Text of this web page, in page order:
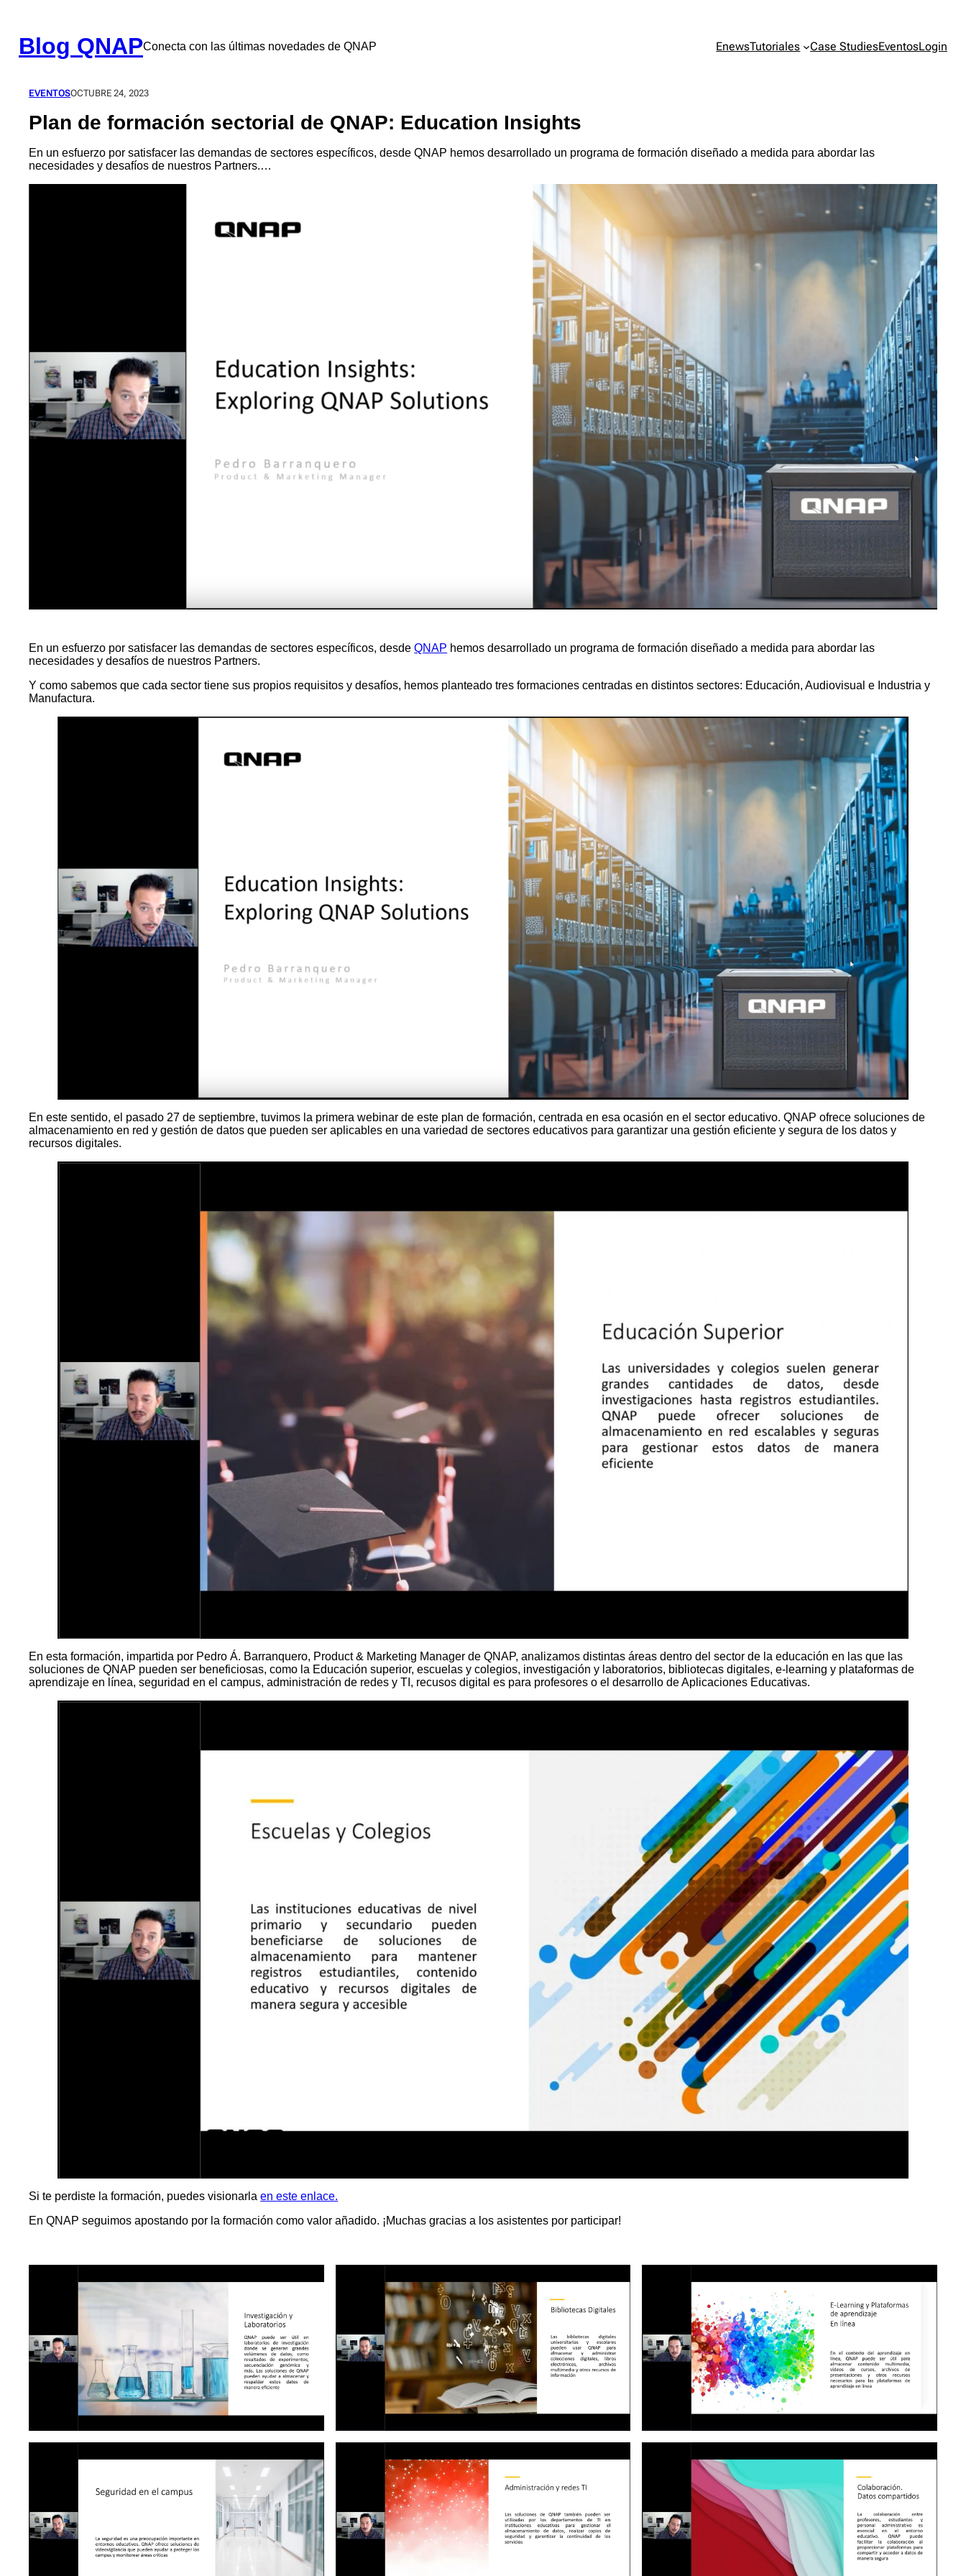
contenido
Blog QNAPConecta con las últimas novedades de QNAP EnewsTutoriales Case StudiesEventosLogin
EVENTOSOCTUBRE 24, 2023
Plan de formación sectorial de QNAP: Education Insights
En un esfuerzo por satisfacer las demandas de sectores específicos, desde QNAP hemos desarrollado un programa de formación diseñado a medida para abordar las
necesidades y desafíos de nuestros Partners.…
En un esfuerzo por satisfacer las demandas de sectores específicos, desdeQNAP hemos desarrollado un programa de formación diseñado a medida para abordar las
necesidades y desafíos de nuestros Partners.
Y como sabemos que cada sector tiene sus propios requisitos y desafíos, hemos planteado tres formaciones centradas en distintos sectores: Educación, Audiovisual e Industria y
Manufactura.
En este sentido, el pasado 27 de septiembre, tuvimos la primera webinar de este plan de formación, centrada en esa ocasión en el sector educativo. QNAP ofrece soluciones de
almacenamiento en red y gestión de datos que pueden ser aplicables en una variedad de sectores educativos para garantizar una gestión eficiente y segura de los datos y
recursos digitales.
En esta formación, impartida por Pedro Á. Barranquero, Product & Marketing Manager de QNAP, analizamos distintas áreas dentro del sector de la educación en las que las
soluciones de QNAP pueden ser beneficiosas, como la Educación superior, escuelas y colegios, investigación y laboratorios, bibliotecas digitales, e-learning y plataformas de
aprendizaje en línea, seguridad en el campus, administración de redes y TI, recusos digital es para profesores o el desarrollo de Aplicaciones Educativas.
Si te perdiste la formación, puedes visionarlaen este enlace.
En QNAP seguimos apostando por la formación como valor añadido. ¡Muchas gracias a los asistentes por participar!